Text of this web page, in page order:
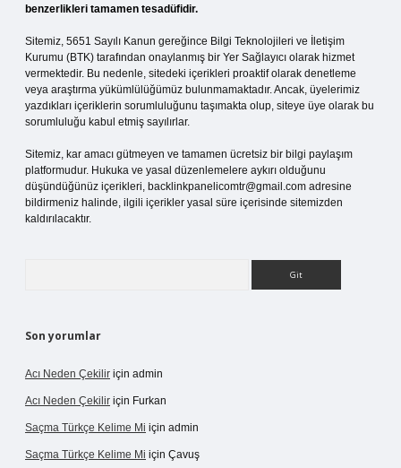
benzerlikleri tamamen tesadüfidir.
Sitemiz, 5651 Sayılı Kanun gereğince Bilgi Teknolojileri ve İletişim
Kurumu (BTK) tarafından onaylanmış bir Yer Sağlayıcı olarak hizmet
vermektedir. Bu nedenle, sitedeki içerikleri proaktif olarak denetleme
veya araştırma yükümlülüğümüz bulunmamaktadır. Ancak, üyelerimiz
yazdıkları içeriklerin sorumluluğunu taşımakta olup, siteye üye olarak bu
sorumluluğu kabul etmiş sayılırlar.
Sitemiz, kar amacı gütmeyen ve tamamen ücretsiz bir bilgi paylaşım
platformudur. Hukuka ve yasal düzenlemelere aykırı olduğunu
düşündüğünüz içerikleri, backlinkpanelicomtr@gmail.com adresine
bildirmeniz halinde, ilgili içerikler yasal süre içerisinde sitemizden
kaldırılacaktır.
Son yorumlar
Acı Neden Çekilir için admin
Acı Neden Çekilir için Furkan
Saçma Türkçe Kelime Mi için admin
Saçma Türkçe Kelime Mi için Çavuş